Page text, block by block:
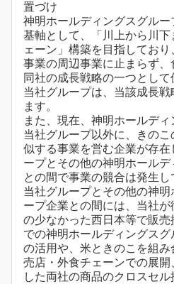
置づけ
神明ホールディングスグル
基軸として、「川上から川
ェーン」構築を目指してお
事業の周辺事業に止まらず
同社の成長戦略の一つとして
当社グループは、当該成長戦
ます。
また、現在、神明ホールディ
当社グループ以外に、きの
似する事業を営む企業が存
ープとその他の神明ホール
との間で事業の競合は発生し
当社グループとその他の神
ープ企業との間には、当社
の少なかった西日本等で販
での神明ホールディングス
の活用や、米ときのこを組
売店・外食チェーンでの展開
した両社の商品のクロスセ